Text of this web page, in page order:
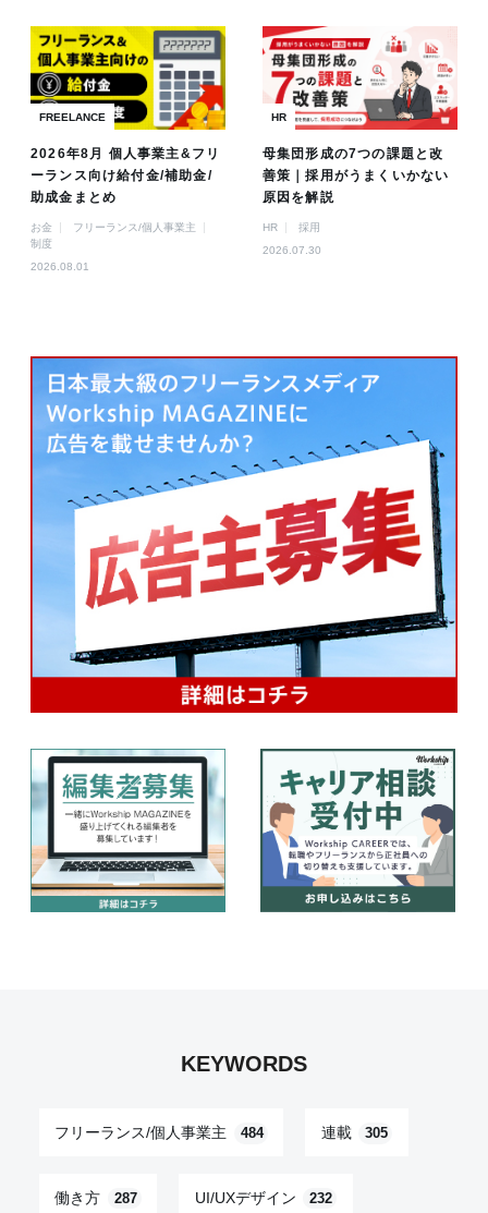
FREELANCE
2026年8月 個人事業主&フリ
ーランス向け給付金/補助金/
助成金まとめ
お金
フリーランス/個人事業主
制度
2026.08.01
HR
母集団形成の7つの課題と改
善策｜採用がうまくいかない
原因を解説
HR
採用
2026.07.30
KEYWORDS
フリーランス/個人事業主 484 連載 305
働き方 287 UI/UXデザイン 232